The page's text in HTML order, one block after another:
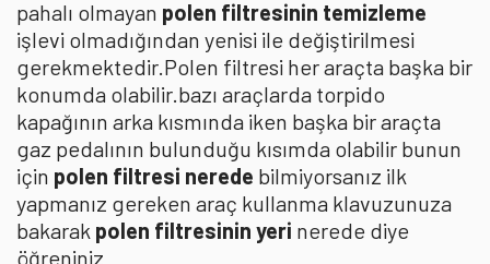
pahalı olmayan polen filtresinin temizleme
işlevi olmadığından yenisi ile değiştirilmesi
gerekmektedir.Polen filtresi her araçta başka bir
konumda olabilir.bazı araçlarda torpido
kapağının arka kısmında iken başka bir araçta
gaz pedalının bulunduğu kısımda olabilir bunun
için polen filtresi nerede bilmiyorsanız ilk
yapmanız gereken araç kullanma klavuzunuza
bakarak polen filtresinin yeri nerede diye
öğreniniz